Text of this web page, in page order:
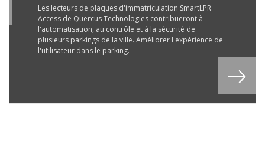
Les lecteurs de plaques d'immatriculation SmartLPR
Access de Quercus Technologies contribueront à
l'automatisation, au contrôle et à la sécurité de
plusieurs parkings de la ville. Améliorer l'expérience de
l'utilisateur dans le parking.